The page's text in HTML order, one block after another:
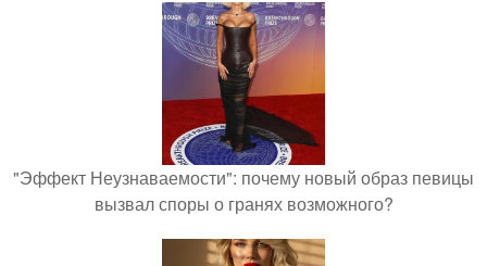
"Эффект Неузнаваемости": почему новый образ певицы
вызвал споры о гранях возможного?